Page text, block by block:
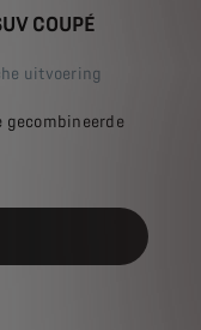
COUPÉ
uitvoering
gecombineerde